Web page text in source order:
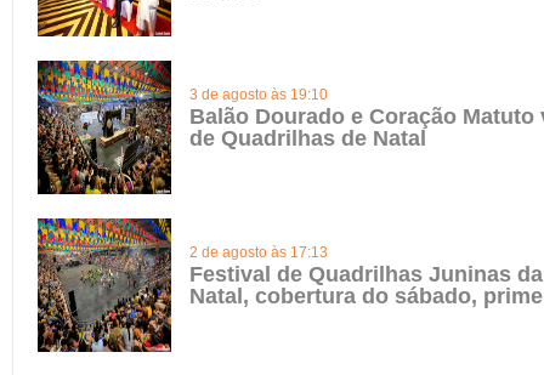
3 de agosto às 19:10
Balão Dourado e Coração Matuto
de Quadrilhas de Natal
2 de agosto às 17:13
Festival de Quadrilhas Juninas
Natal, cobertura do sábado,